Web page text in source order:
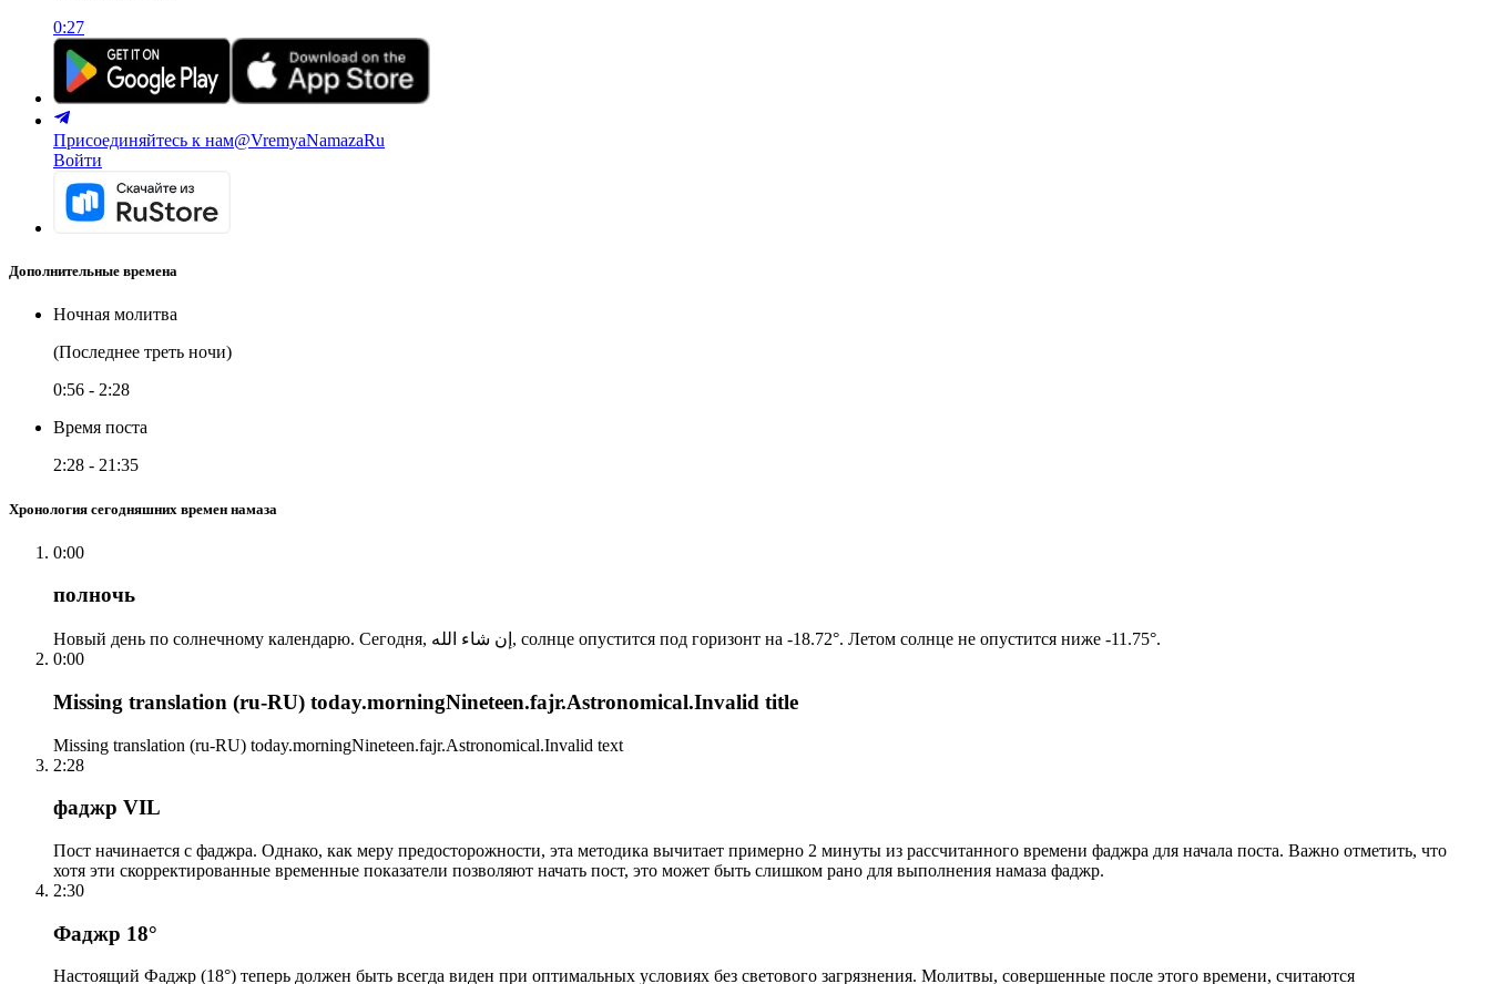
0:27
Присоединяйтесь к нам@VremyaNamazaRu
Войти
Дополнительные времена
Ночная молитва
(Последнее треть ночи)
0:56 - 2:28
Время поста
2:28 - 21:35
Хронология сегодняшних времен намаза
0:00
полночь
Новый день по солнечному календарю. Сегодня, إن شاء الله, солнце опустится под горизонт на -18.72°. Летом солнце не опустится ниже -11.75°.
0:00
Missing translation (ru-RU) today.morningNineteen.fajr.Astronomical.Invalid title
Missing translation (ru-RU) today.morningNineteen.fajr.Astronomical.Invalid text
2:28
фаджр VIL
Пост начинается с фаджра. Однако, как меру предосторожности, эта методика вычитает примерно 2 минуты из рассчитанного времени фаджра для начала поста. Важно отметить, что
хотя эти скорректированные временные показатели позволяют начать пост, это может быть слишком рано для выполнения намаза фаджр.
2:30
Фаджр 18°
Настоящий Фаджр (18°) теперь должен быть всегда виден при оптимальных условиях без светового загрязнения. Молитвы, совершенные после этого времени, считаются